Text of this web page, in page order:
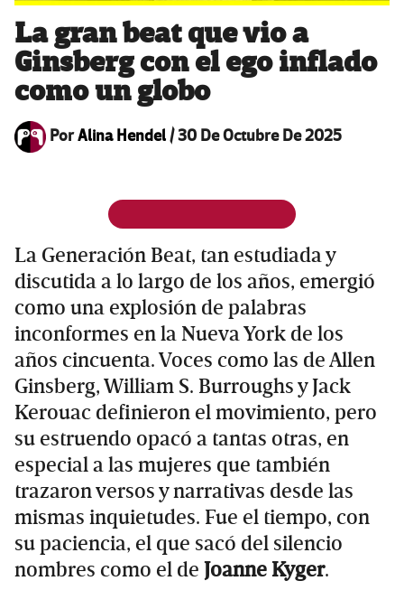
La gran beat que vio a
Ginsberg con el ego inflado
como un globo
PorAlina Hendel/30 De Octubre De 2025
La Generación Beat, tan estudiada y
discutida a lo largo de los años, emergió
como una explosión de palabras
inconformes en la Nueva York de los
años cincuenta. Voces como las de Allen
Ginsberg, William S. Burroughs y Jack
Kerouac definieron el movimiento, pero
su estruendo opacó a tantas otras, en
especial a las mujeres que también
trazaron versos y narrativas desde las
mismas inquietudes. Fue el tiempo, con
su paciencia, el que sacó del silencio
nombres como el de Joanne Kyger.